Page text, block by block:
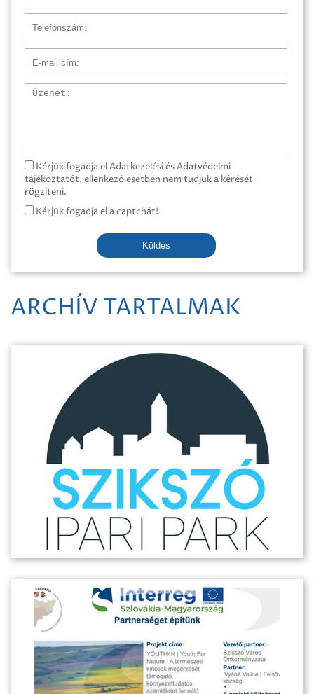
Üzenet
Kérjük fogadja el Adatkezelési és Adatvédelmi
tájékoztatót, ellenkező esetben nem tudjuk a kérését
rögzíteni.
Kérjük fogadja el a captchát!
Küldés
ARCHÍV TARTALMAK